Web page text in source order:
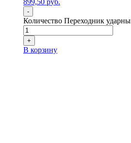
-
Количество Переходник
+
В корзину